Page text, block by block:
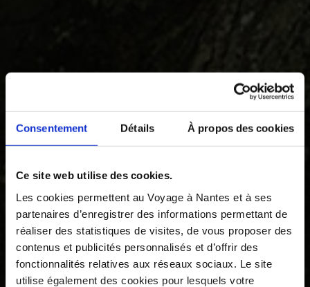
Consentement Détails À propos des cookies
Ce site web utilise des cookies.
Les cookies permettent au Voyage à Nantes et à ses
partenaires d’enregistrer des informations permettant de
réaliser des statistiques de visites, de vous proposer des
contenus et publicités personnalisés et d’offrir des
fonctionnalités relatives aux réseaux sociaux. Le site
utilise également des cookies pour lesquels votre